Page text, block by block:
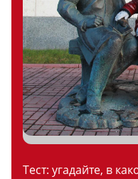
Тест: угадайте, в